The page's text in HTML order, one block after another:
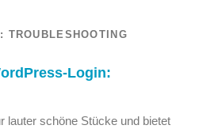
TROUBLESHOOTING
Login:
lauter schöne Stücke und bietet